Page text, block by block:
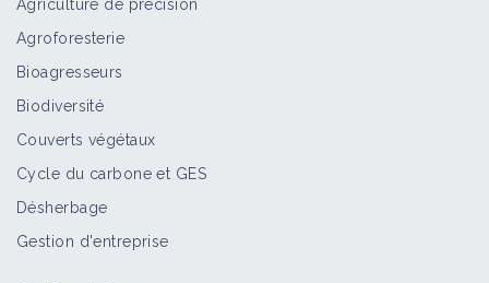
Agriculture de précision
Agroforesterie
Bioagresseurs
Biodiversité
Couverts végétaux
Cycle du carbone et GES
Désherbage
Gestion d'entreprise